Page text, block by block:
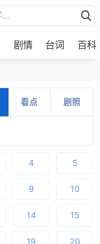
剧情 台词 百科
看点 剧照
4 5
9 10
14 15
19 20